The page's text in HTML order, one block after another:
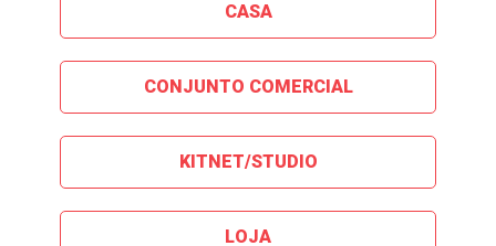
CASA
CONJUNTO COMERCIAL
KITNET/STUDIO
LOJA